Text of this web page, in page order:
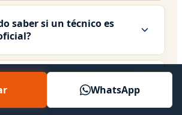
saber si un técnico es
por venir a Albocàsser?
WhatsApp